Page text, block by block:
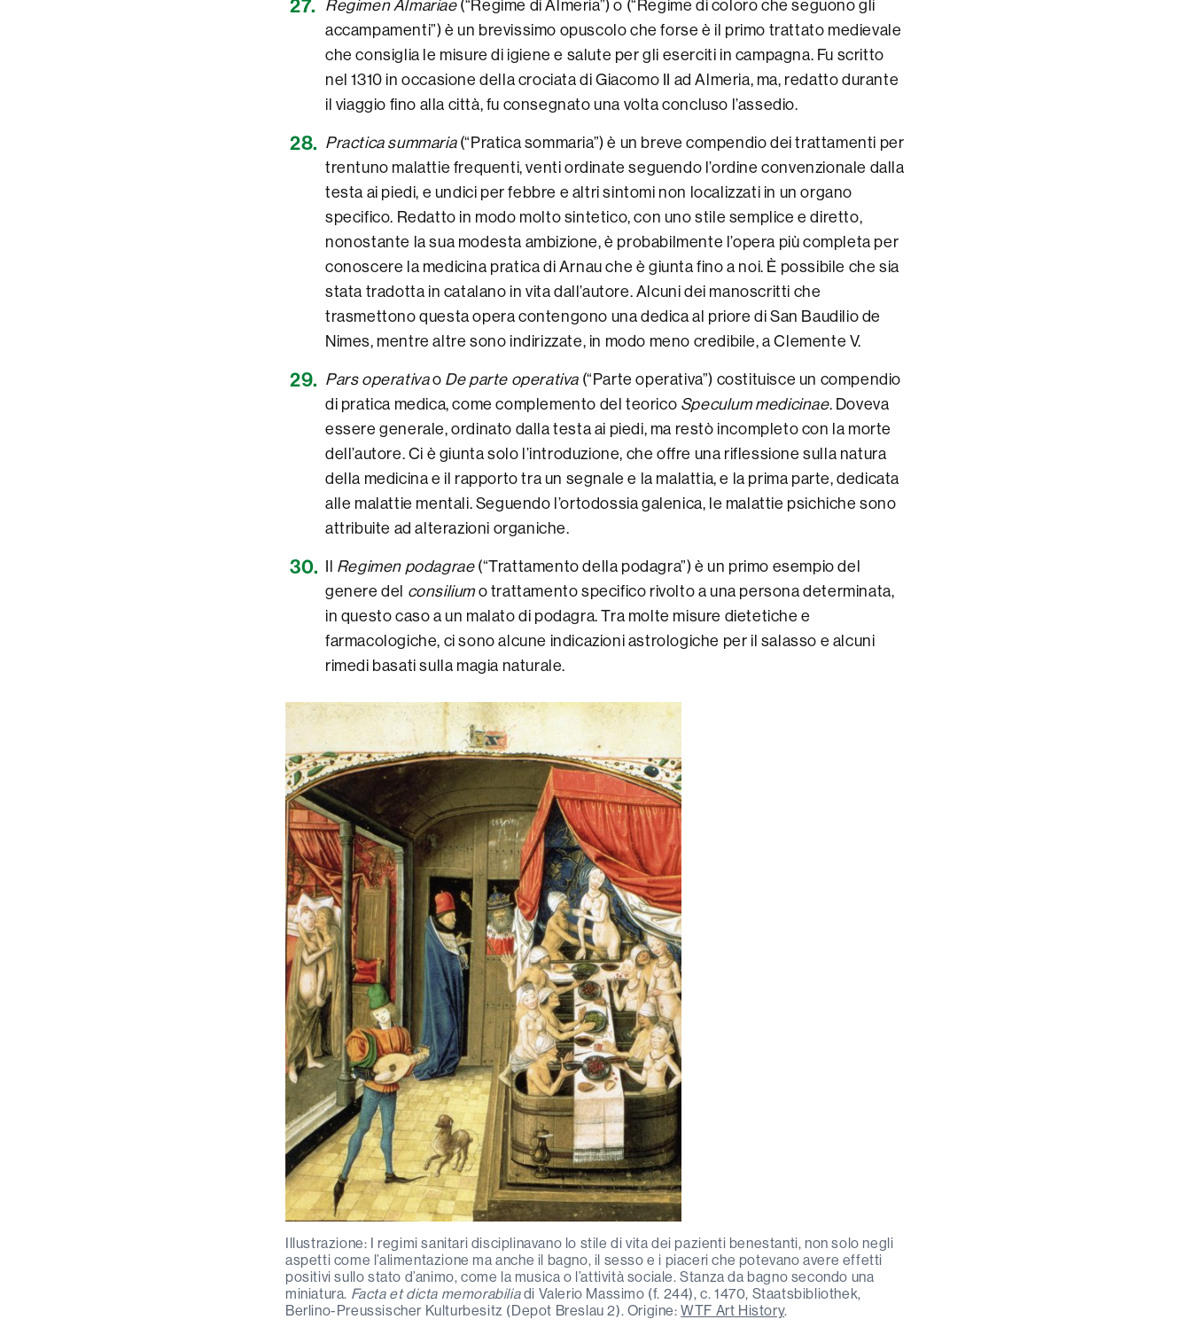
Regimen Almariae(“Regime di Almeria”) o (“Regime di coloro che seguono gli
accampamenti”) è un brevissimo opuscolo che forse è il primo trattato medievale
che consiglia le misure di igiene e salute per gli eserciti in campagna. Fu scritto
nel 1310 in occasione della crociata di Giacomo II ad Almeria, ma, redatto durante
il viaggio fino alla città, fu consegnato una volta concluso l’assedio.
Practica summaria(“Pratica sommaria”) è un breve compendio dei trattamenti per
trentuno malattie frequenti, venti ordinate seguendo l’ordine convenzionale dalla
testa ai piedi, e undici per febbre e altri sintomi non localizzati in un organo
specifico. Redatto in modo molto sintetico, con uno stile semplice e diretto,
nonostante la sua modesta ambizione, è probabilmente l’opera più completa per
conoscere la medicina pratica di Arnau che è giunta fino a noi. È possibile che sia
stata tradotta in catalano in vita dall’autore. Alcuni dei manoscritti che
trasmettono questa opera contengono una dedica al priore di San Baudilio de
Nimes, mentre altre sono indirizzate, in modo meno credibile, a Clemente V.
Pars operativao De parte operativa (“Parte operativa”) costituisce un compendio
di pratica medica, come complemento del teorico Speculum medicinae. Doveva
essere generale, ordinato dalla testa ai piedi, ma restò incompleto con la morte
dell’autore. Ci è giunta solo l’introduzione, che offre una riflessione sulla natura
della medicina e il rapporto tra un segnale e la malattia, e la prima parte, dedicata
alle malattie mentali. Seguendo l’ortodossia galenica, le malattie psichiche sono
attribuite ad alterazioni organiche.
Regimen podagrae(“Trattamento della podagra”) è un primo esempio del
genere del consilium o trattamento specifico rivolto a una persona determinata,
in questo caso a un malato di podagra. Tra molte misure dietetiche e
farmacologiche, ci sono alcune indicazioni astrologiche per il salasso e alcuni
rimedi basati sulla magia naturale.
Illustrazione: I regimi sanitari disciplinavano lo stile di vita dei pazienti benestanti, non solo negli
aspetti come l’alimentazione ma anche il bagno, il sesso e i piaceri che potevano avere effetti
positivi sullo stato d’animo, come la musica o l’attività sociale. Stanza da bagno secondo una
miniatura. Facta et dicta memorabiliadi Valerio Massimo (f. 244), c. 1470, Staatsbibliothek,
Berlino-Preussischer Kulturbesitz (Depot Breslau 2). Origine:WTF Art History.